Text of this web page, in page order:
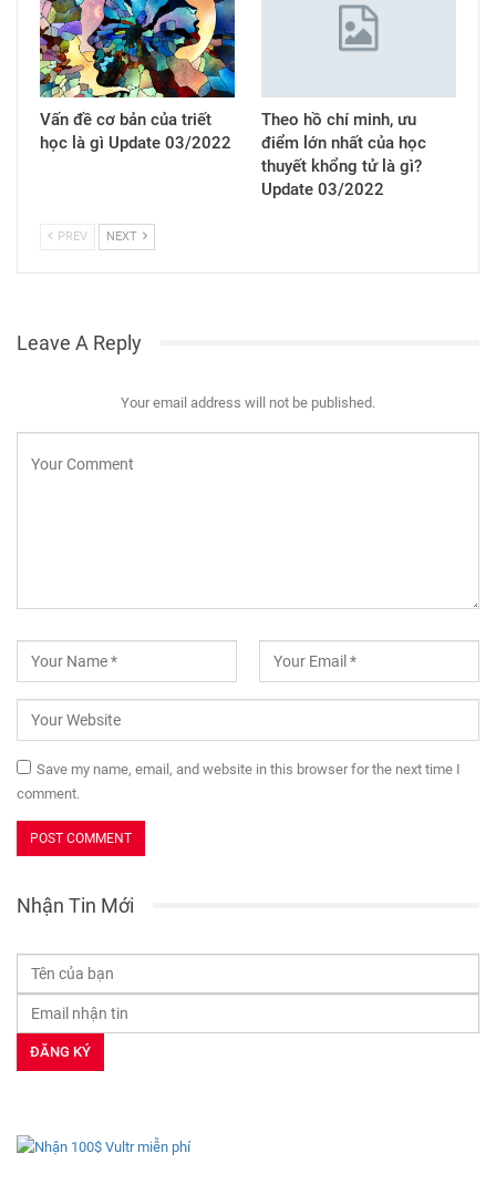
Vấn đề cơ bản của triết
học là gì Update 03/2022
Theo hồ chí minh, ưu
điểm lớn nhất của học
thuyết khổng tử là gì?
Update 03/2022
PREV NEXT
Leave A Reply
Your email address will not be published.
Save my name, email, and website in this browser for the next time I
comment.
Nhận Tin Mới